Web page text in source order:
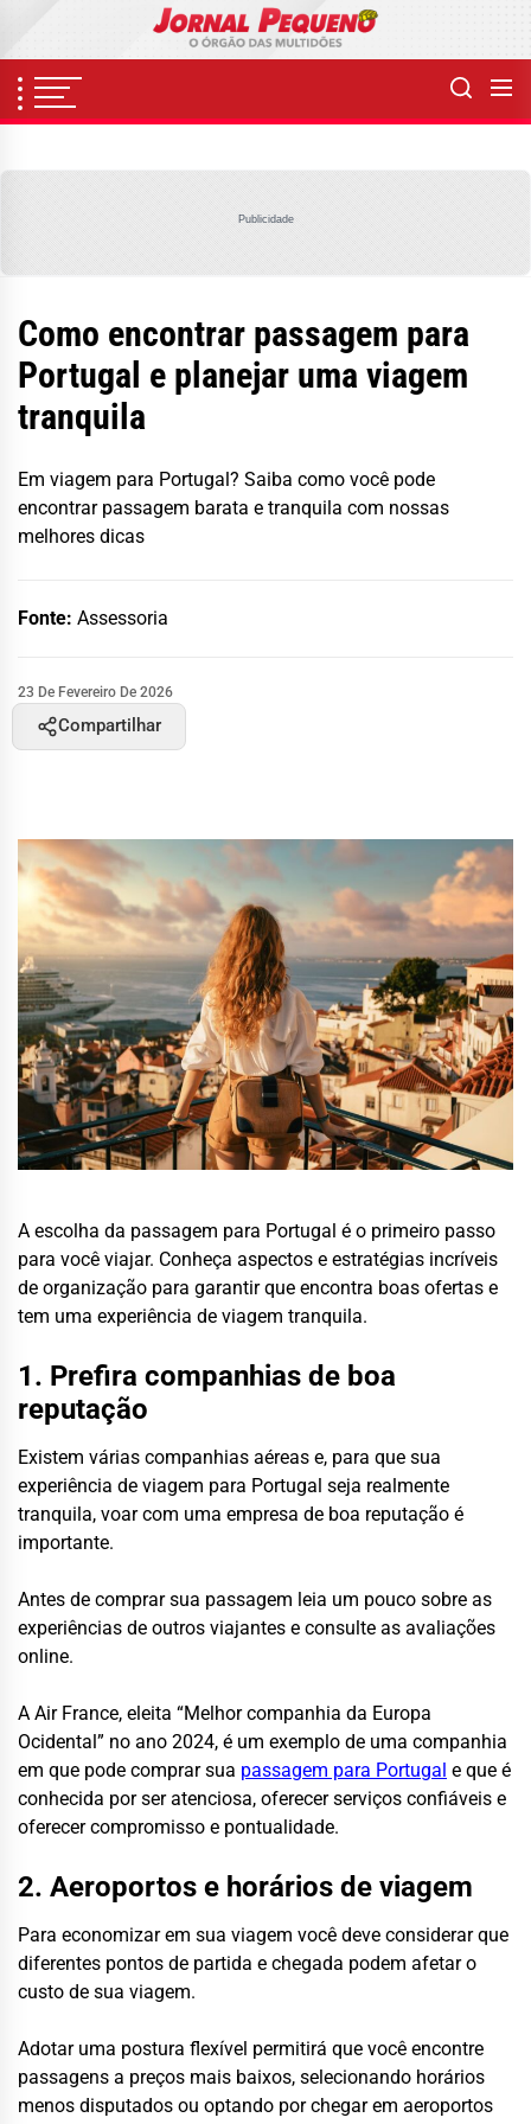
content
Publicidade
Como encontrar passagem para
Portugal e planejar uma viagem
tranquila
Em viagem para Portugal? Saiba como você pode
encontrar passagem barata e tranquila com nossas
melhores dicas
Fonte: Assessoria
23 De Fevereiro De 2026
Compartilhar
A escolha da passagem para Portugal é o primeiro passo
para você viajar. Conheça aspectos e estratégias incríveis
de organização para garantir que encontra boas ofertas e
tem uma experiência de viagem tranquila.
1. Prefira companhias de boa
reputação
Existem várias companhias aéreas e, para que sua
experiência de viagem para Portugal seja realmente
tranquila, voar com uma empresa de boa reputação é
importante.
Antes de comprar sua passagem leia um pouco sobre as
experiências de outros viajantes e consulte as avaliações
online.
A Air France, eleita “Melhor companhia da Europa
Ocidental” no ano 2024, é um exemplo de uma companhia
em que pode comprar sua passagem para Portugal e que é
conhecida por ser atenciosa, oferecer serviços confiáveis e
oferecer compromisso e pontualidade.
2. Aeroportos e horários de viagem
Para economizar em sua viagem você deve considerar que
diferentes pontos de partida e chegada podem afetar o
custo de sua viagem.
Adotar uma postura flexível permitirá que você encontre
passagens a preços mais baixos, selecionando horários
menos disputados ou optando por chegar em aeroportos